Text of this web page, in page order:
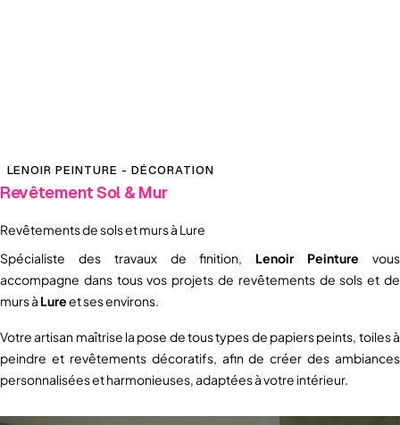
LENOIR PEINTURE - DÉCORATION
Revêtement Sol & Mur
Revêtements de sols et murs à Lure
Spécialiste des travaux de finition, Lenoir Peinture vous
accompagne dans tous vos projets de revêtements de sols et de
murs à Lureet ses environs.
Votre artisan maîtrise la pose de tous types de papiers peints, toiles à
peindre et revêtements décoratifs, afin de créer des ambiances
personnalisées et harmonieuses, adaptées à votre intérieur.